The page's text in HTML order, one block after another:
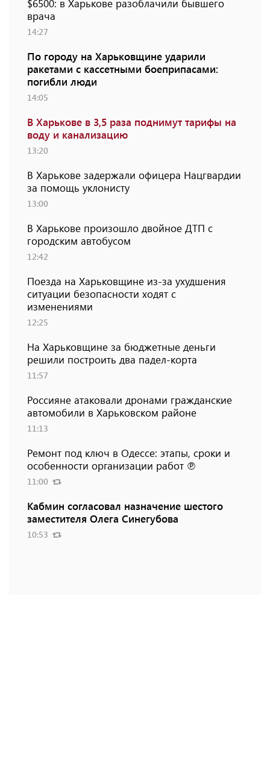
$6500: в Харькове разоблачили бывшего
врача
14:27
По городу на Харьковщине ударили
ракетами с кассетными боеприпасами:
погибли люди
14:05
В Харькове в 3,5 раза поднимут тарифы на
воду и канализацию
13:20
В Харькове задержали офицера Нацгвардии
за помощь уклонисту
13:00
В Харькове произошло двойное ДТП с
городским автобусом
12:42
Поезда на Харьковщине из-за ухудшения
ситуации безопасности ходят с
изменениями
12:25
На Харьковщине за бюджетные деньги
решили построить два падел-корта
11:57
Россияне атаковали дронами гражданские
автомобили в Харьковском районе
11:13
Ремонт под ключ в Одессе: этапы, сроки и
особенности организации работ ℗
11:00
Кабмин согласовал назначение шестого
заместителя Олега Синегубова
10:53